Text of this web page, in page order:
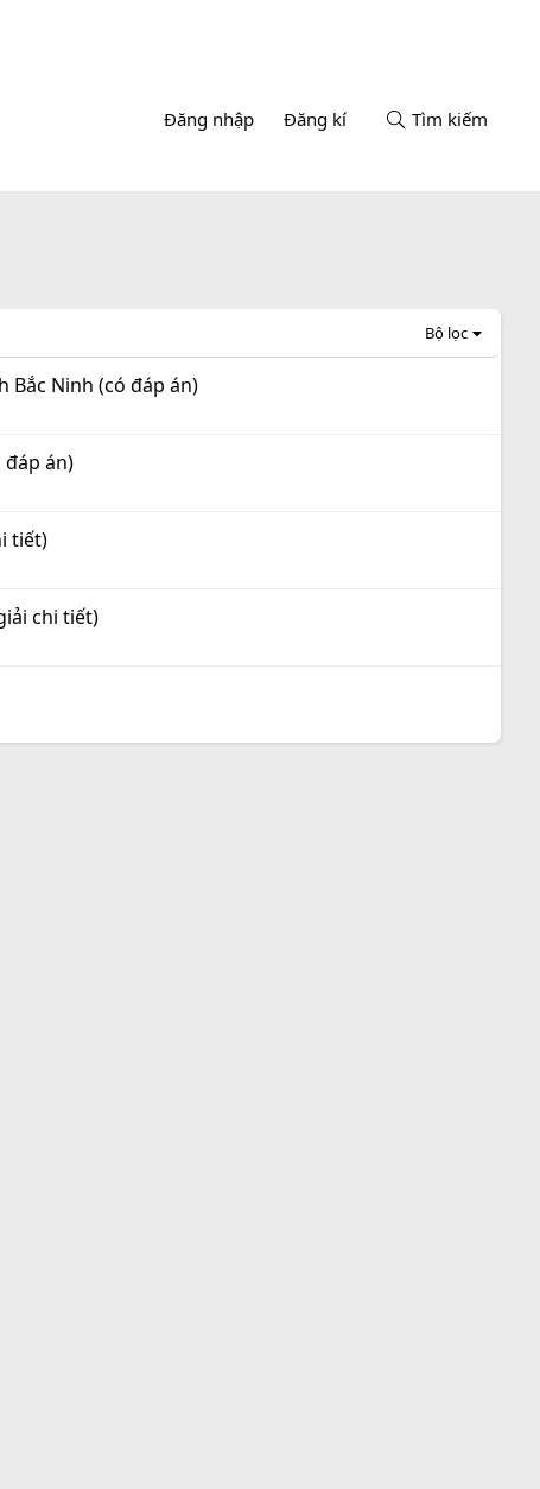
Đăng nhập Đăng kí Tìm kiếm
Bộ lọc
Bắc Ninh (có đáp án)
đáp án)
tiết)
chi tiết)